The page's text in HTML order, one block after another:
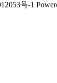
号-1